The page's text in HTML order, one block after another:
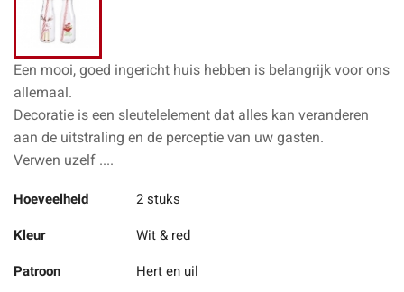
Een mooi, goed ingericht huis hebben is belangrijk voor ons
allemaal.
Decoratie is een sleutelelement dat alles kan veranderen
aan de uitstraling en de perceptie van uw gasten.
Verwen uzelf ....
Hoeveelheid 2 stuks
Kleur Wit & red
Patroon Hert en uil